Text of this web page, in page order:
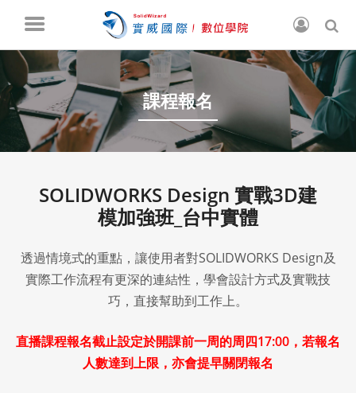
課程報名
SOLIDWORKS Design 實戰3D建
模加強班_台中實體
透過情境式的重點，讓使用者對SOLIDWORKS Design及
實際工作流程有更深的連結性，學會設計方式及實戰技
巧，直接幫助到工作上。
直播課程報名截止設定於開課前一周的周四17:00，若報名
人數達到上限，亦會提早關閉報名